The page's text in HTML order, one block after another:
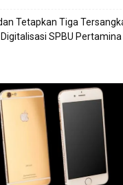
Tetapkan Tiga
SPBU Pertamina